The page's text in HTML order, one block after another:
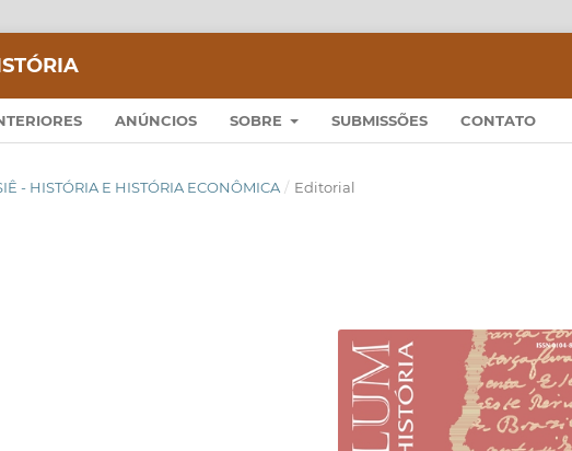
ANÚNCIOS SOBRE SUBMISSÕES CONTATO
- HISTÓRIA E HISTÓRIA ECONÔMICA / Editorial